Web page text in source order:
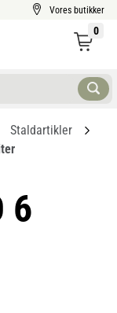
Vores butikker
0
Staldartikler
6